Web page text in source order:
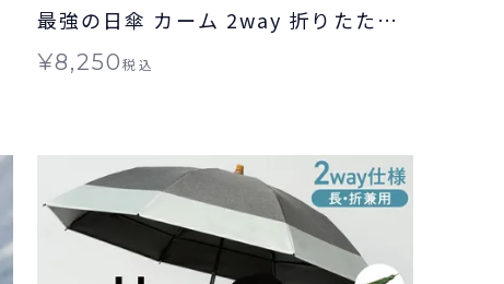
最強の日傘 カーム 2way 折りたたみ
長傘 2段折 完全遮光100％ 無地 日傘
¥8,250税込